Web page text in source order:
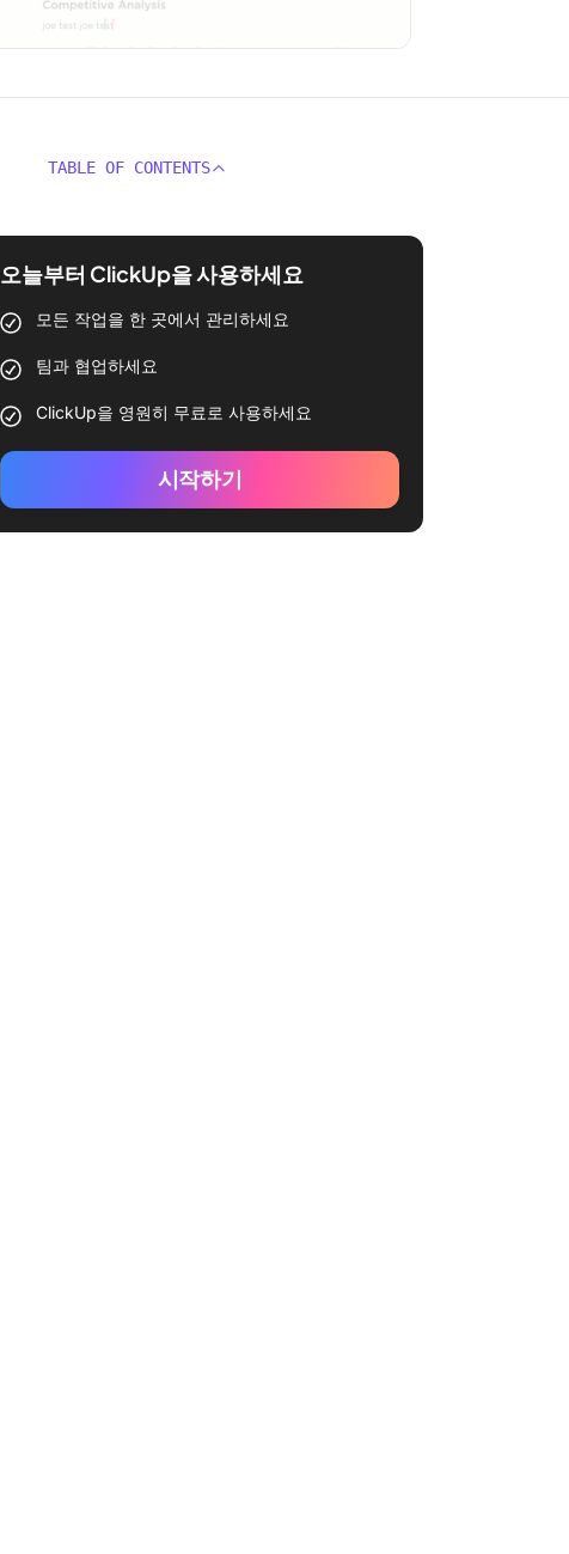
TABLE OF CONTENTS
오늘부터 ClickUp을 사용하세요
모든 작업을 한 곳에서 관리하세요
팀과 협업하세요
ClickUp을 영원히 무료로 사용하세요
시작하기